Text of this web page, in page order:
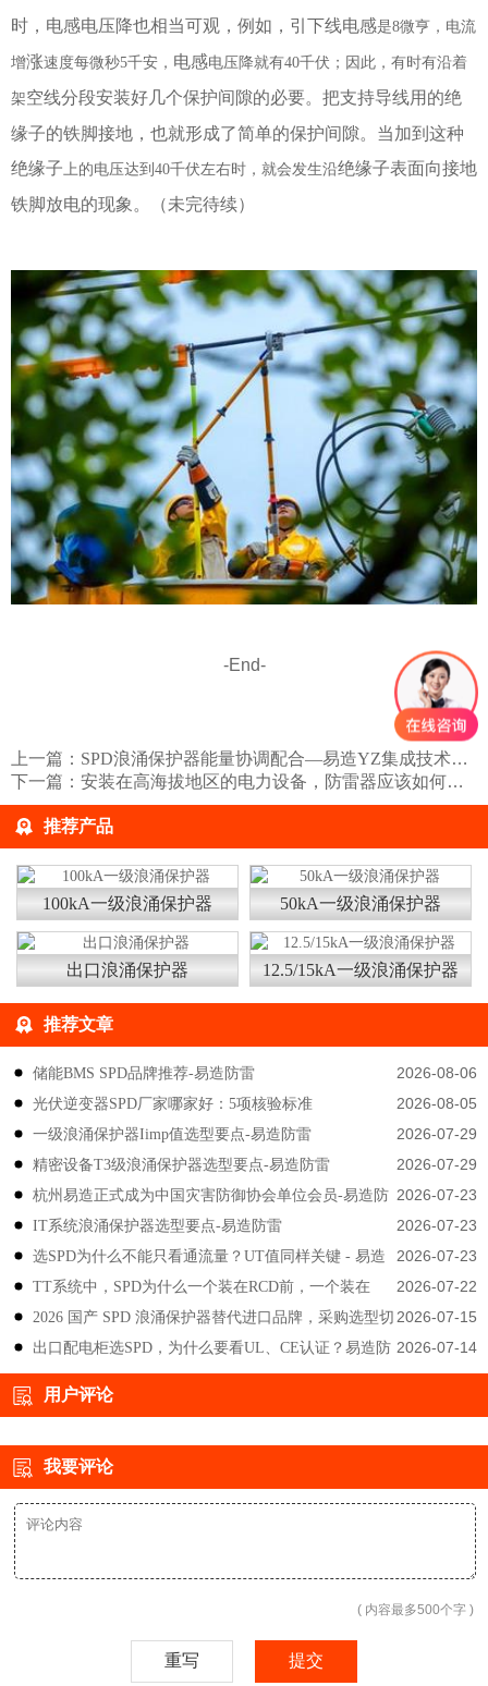
时，电感电压降也相当可观，例如，引下线电感是8微亨，电流
增涨速度每微秒5千安， 电感电压降就有40千伏；因此，有时有沿着
架空线分段安装好几个保护间隙的必要。把支持导线用的绝
缘子的铁脚接地，也就形成了简单的保护间隙。当加到这种
绝缘子 上的电压达到 40千伏左右时，就会发生沿绝缘子表面向接地
铁脚放电的现象。（未完待续）
-End-
上一篇： SPD浪涌保护器能量协调配合—易造YZ集成技术【易造防雷】
下一篇： 安装在高海拔地区的电力设备，防雷器应该如何选择？易造防雷
推荐产品
100kA一级浪涌保护器 50kA一级浪涌保护器
出口浪涌保护器 12.5/15kA一级浪涌保护器
推荐文章
2026-08-06
储能BMS SPD品牌推荐-易造防雷
2026-08-05
光伏逆变器SPD厂家哪家好：5项核验标准
2026-07-29
一级浪涌保护器Iimp值选型要点-易造防雷
2026-07-29
精密设备T3级浪涌保护器选型要点-易造防雷
2026-07-23
杭州易造正式成为中国灾害防御协会单位会员-易造防
雷
2026-07-23
IT系统浪涌保护器选型要点-易造防雷
2026-07-23
选SPD为什么不能只看通流量？UT值同样关键 - 易造
防雷
2026-07-22
TT系统中，SPD为什么一个装在RCD前，一个装在
后？-易造防雷
2026-07-15
2026 国产 SPD 浪涌保护器替代进口品牌，采购选型切
勿只对比价格-易造防雷
2026-07-14
出口配电柜选SPD，为什么要看UL、CE认证？易造防
用户评论
我要评论
( 内容最多500个字 )
重写 提交